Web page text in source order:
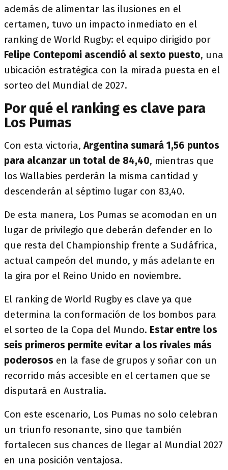
además de alimentar las ilusiones en el
certamen, tuvo un impacto inmediato en el
ranking de World Rugby: el equipo dirigido por
Felipe Contepomi ascendió al sexto puesto, una
ubicación estratégica con la mirada puesta en el
sorteo del Mundial de 2027.
Por qué el ranking es clave para
Los Pumas
Con esta victoria, Argentina sumará 1,56 puntos
para alcanzar un total de 84,40, mientras que
los Wallabies perderán la misma cantidad y
descenderán al séptimo lugar con 83,40.
De esta manera, Los Pumas se acomodan en un
lugar de privilegio que deberán defender en lo
que resta del Championship frente a Sudáfrica,
actual campeón del mundo, y más adelante en
la gira por el Reino Unido en noviembre.
El ranking de World Rugby es clave ya que
determina la conformación de los bombos para
el sorteo de la Copa del Mundo. Estar entre los
seis primeros permite evitar a los rivales más
poderosos en la fase de grupos y soñar con un
recorrido más accesible en el certamen que se
disputará en Australia.
Con este escenario, Los Pumas no solo celebran
un triunfo resonante, sino que también
fortalecen sus chances de llegar al Mundial 2027
en una posición ventajosa.